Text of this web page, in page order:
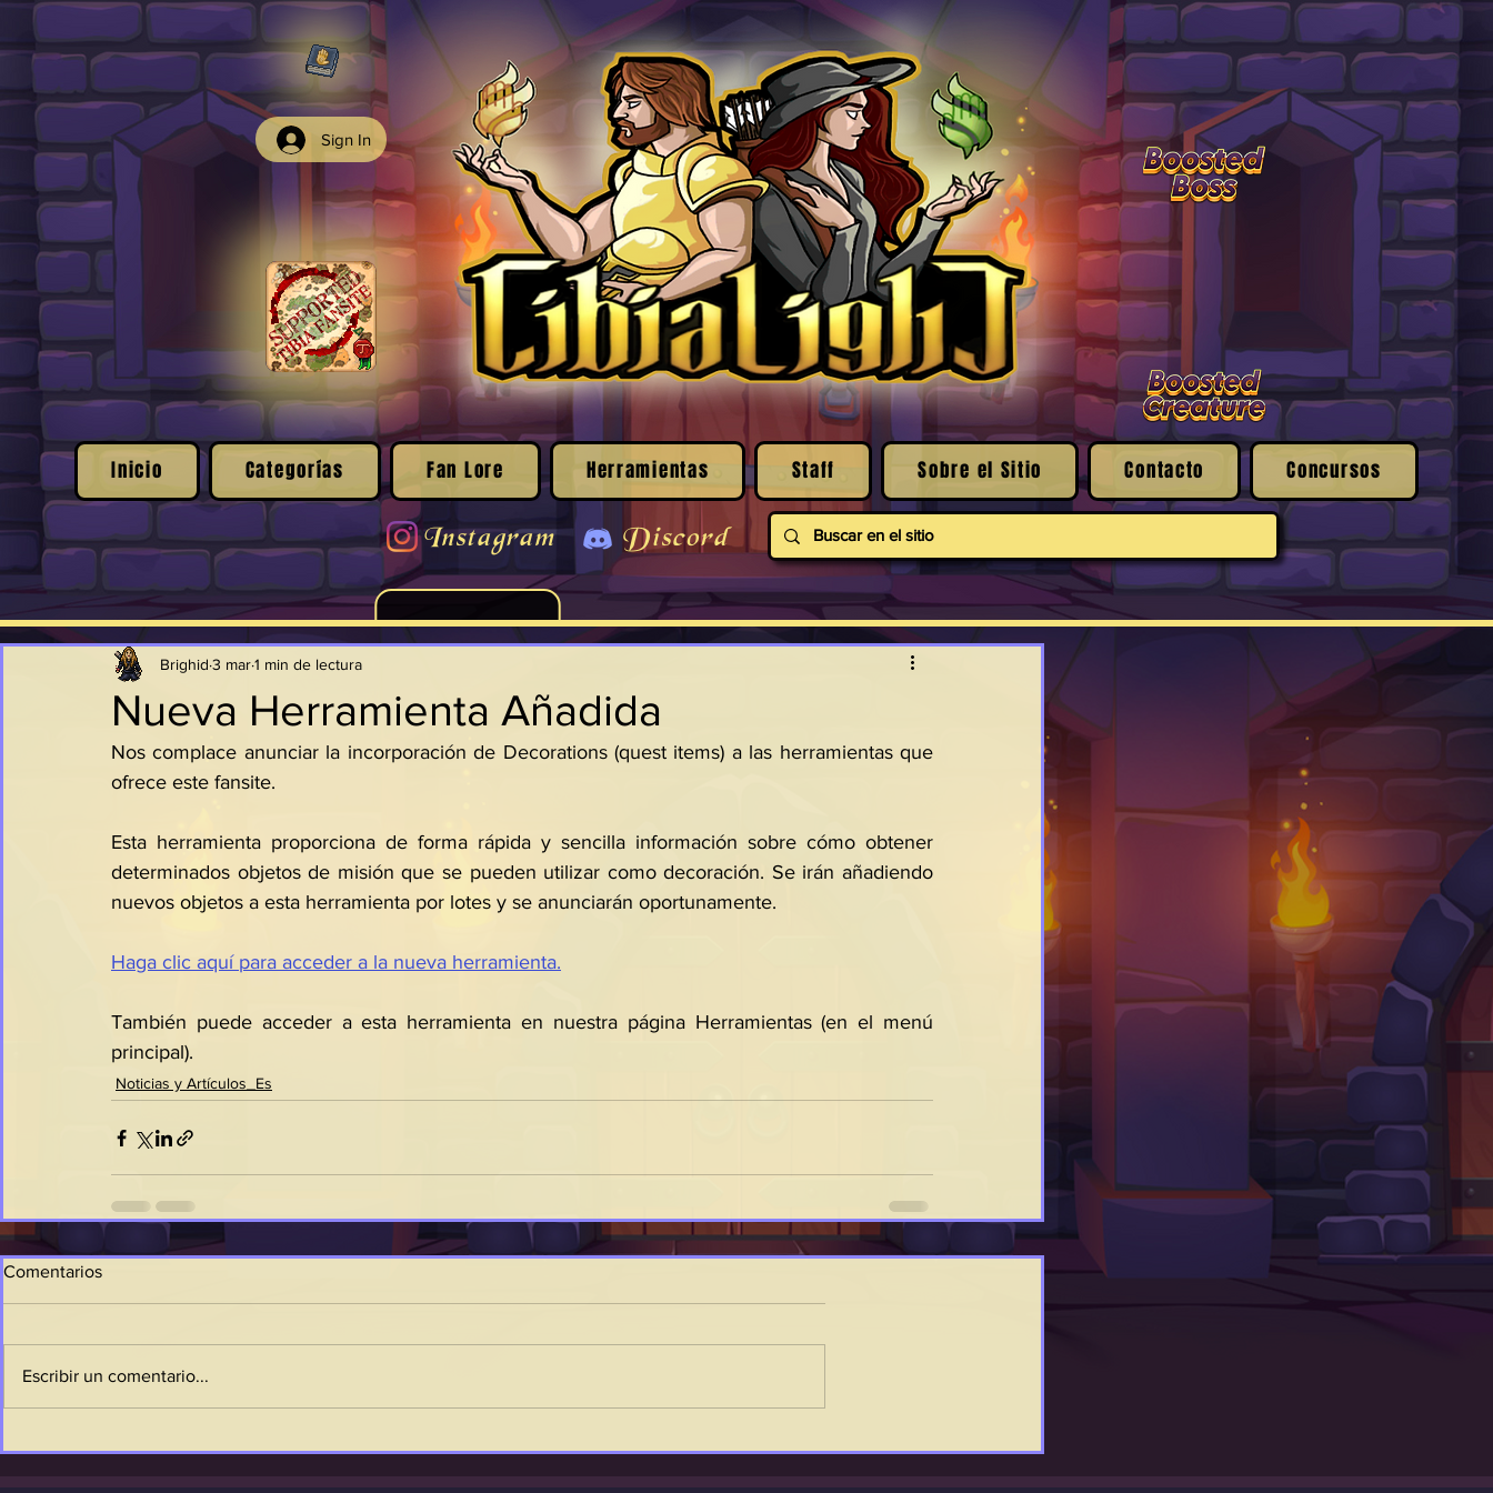
Sign In
Inicio Categorías Fan Lore Herramientas Staff Sobre el Sitio Contacto Concursos
Instagram Discord
Nueva Herramienta Añadida
Brighid 3 mar1 min de lectura
Nos complace anunciar la incorporación de Decorations (quest items) a las herramientas que
ofrece este fansite.
Esta herramienta proporciona de forma rápida y sencilla información sobre cómo obtener
determinados objetos de misión que se pueden utilizar como decoración. Se irán añadiendo
nuevos objetos a esta herramienta por lotes y se anunciarán oportunamente.
Haga clic aquí para acceder a la nueva herramienta.
También puede acceder a esta herramienta en nuestra página Herramientas (en el menú
principal).
Noticias y Artículos_Es
Comentarios
Escribir un comentario...